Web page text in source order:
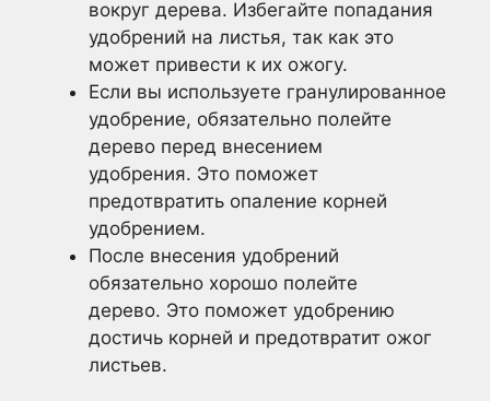
вокруг дерева. Избегайте попадания
удобрений на листья, так как это
может привести к их ожогу.
Если вы используете гранулированное
удобрение, обязательно полейте
дерево перед внесением
удобрения. Это поможет
предотвратить опаление корней
удобрением.
После внесения удобрений
обязательно хорошо полейте
дерево. Это поможет удобрению
достичь корней и предотвратит ожог
листьев.